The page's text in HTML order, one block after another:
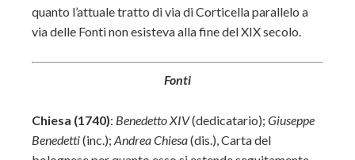
quanto l’attuale tratto di via di Corticella parallelo a
via delle Fonti non esisteva alla fine del XIX secolo.
Fonti
Chiesa (1740): Benedetto XIV(dedicatario); Giuseppe
Benedetti(inc.); Andrea Chiesa(dis.), Carta del